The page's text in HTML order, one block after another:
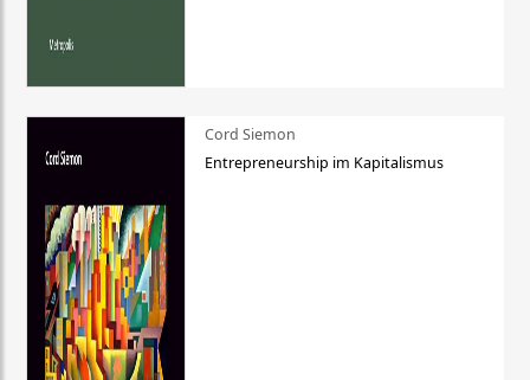
Cord Siemon
Entrepreneurship im Kapitalismus